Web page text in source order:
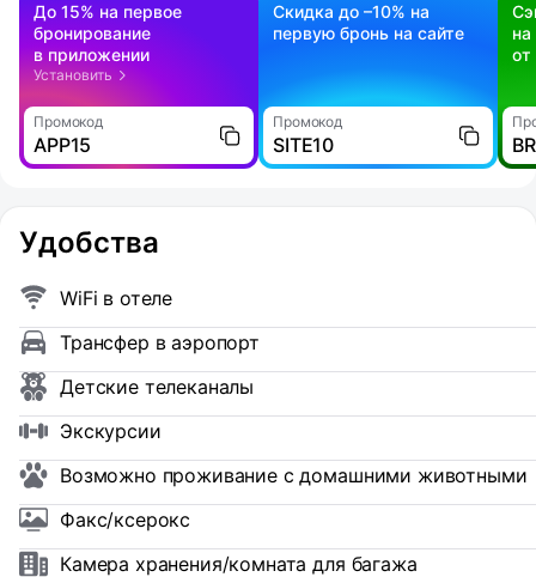
До 15% на первое
бронирование
в приложении
Установить
Промокод
APP15
Скидка до –10% на
первую бронь на сайте
Промокод
SITE10
на
Удобства
WiFi в отеле
Трансфер в аэропорт
Детские телеканалы
Экскурсии
Возможно проживание с домашними животными
Факс/ксерокс
Камера хранения/комната для багажа